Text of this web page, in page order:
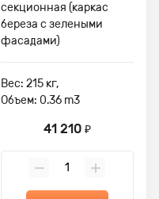
секционная (каркас
береза с зелеными
фасадами)
Вес: 215 кг,
Объем: 0.36 m3
41 210 ₽